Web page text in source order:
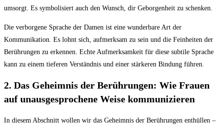
umsorgt. Es symbolisiert auch den Wunsch, dir Geborgenheit zu schenken.
Die verborgene Sprache der Damen ist eine wunderbare Art der
Kommunikation. Es lohnt sich, aufmerksam zu sein und die Feinheiten der
Berührungen zu erkennen. Echte Aufmerksamkeit für diese subtile Sprache
kann zu einem tieferen Verständnis und einer stärkeren Bindung führen.
2. Das Geheimnis der Berührungen: Wie Frauen
auf unausgesprochene Weise kommunizieren
In diesem Abschnitt wollen wir das Geheimnis der Berührungen enthüllen –